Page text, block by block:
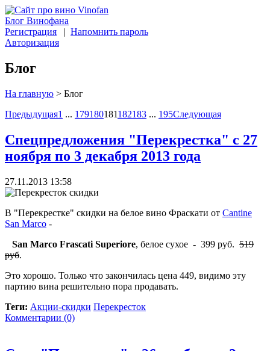
Блог Винофана
Регистрация | Напомнить пароль
Авторизация
Блог
На главную > Блог
Предыдущая1 ... 179180181182183 ... 195Следующая
Спецпредложения "Перекрестка" с 27
ноября по 3 декабря 2013 года
27.11.2013 13:58
В "Перекрестке" скидки на белое вино Фраскати от Cantine
San Marco -
San Marco Frascati Superiore, белое сухое - 399 руб. 519
руб.
Это хорошо. Только что закончилась цена 449, видимо эту
партию вина решительно пора продавать.
Теги: Акции-скидки Перекресток
Комментарии (0)